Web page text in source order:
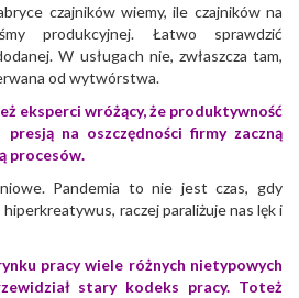
czajników wiemy, ile czajników na
produkcyjnej. Łatwo sprawdzić
W usługach nie, zwłaszcza tam,
od wytwórstwa.
eksperci wróżący, że produktywność
na oszczędności firmy zaczną
procesów.
Pandemia to nie jest czas, gdy
raczej paraliżuje nas lęk i
pracy wiele różnych nietypowych
stary kodeks pracy. Toteż